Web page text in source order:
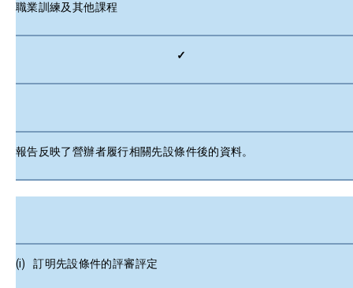
職業訓練及其他課程
✓
報告反映了營辦者履行相關先設條件後的資料。
(i) 訂明先設條件的評審評定